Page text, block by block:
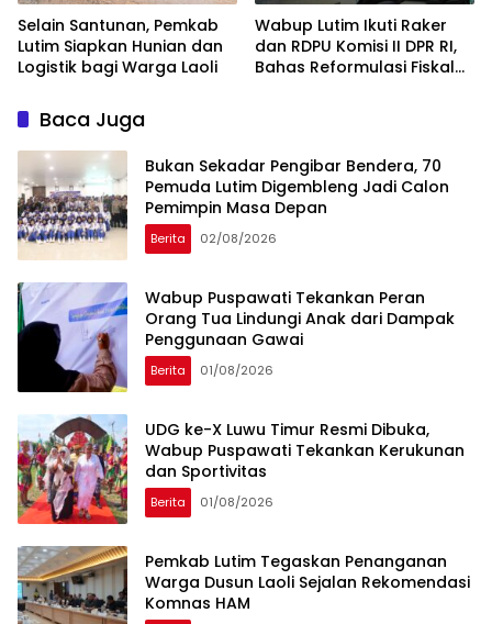
Selain Santunan, Pemkab
Lutim Siapkan Hunian dan
Logistik bagi Warga Laoli
Wabup Lutim Ikuti Raker
dan RDPU Komisi II DPR RI,
Bahas Reformulasi Fiskal
Baca Juga
‎Bukan Sekadar Pengibar Bendera, 70
Pemuda Lutim Digembleng Jadi Calon
Pemimpin Masa Depan
Berita 02/08/2026
Wabup Puspawati Tekankan Peran
Orang Tua Lindungi Anak dari Dampak
Penggunaan Gawai
Berita 01/08/2026
UDG ke-X Luwu Timur Resmi Dibuka,
Wabup Puspawati Tekankan Kerukunan
dan Sportivitas
Berita 01/08/2026
Pemkab Lutim Tegaskan Penanganan
Warga Dusun Laoli Sejalan Rekomendasi
Komnas HAM